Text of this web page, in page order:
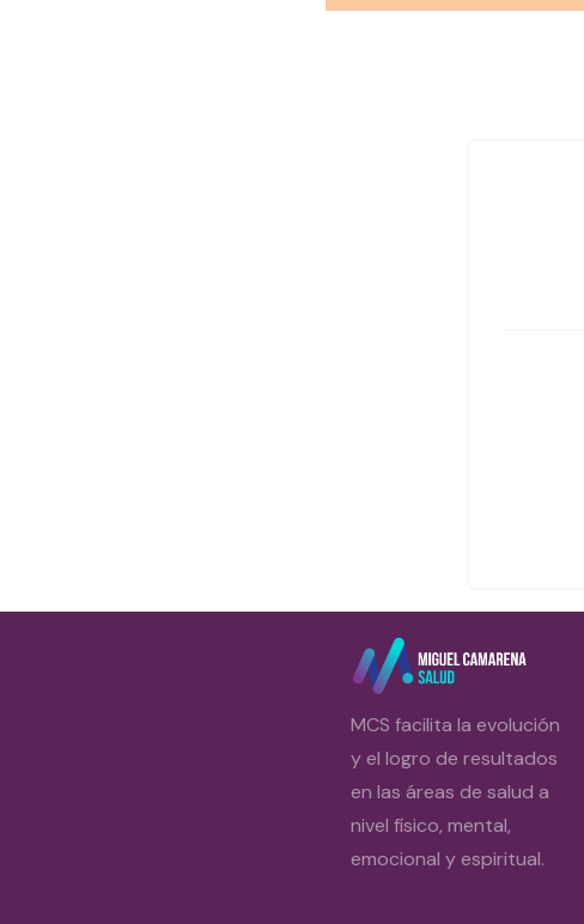
MCS facilita la evolución
y el logro de resultados
en las áreas de salud a
nivel físico, mental,
emocional y espiritual.